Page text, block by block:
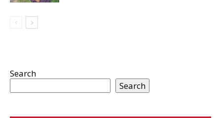
Search
Search